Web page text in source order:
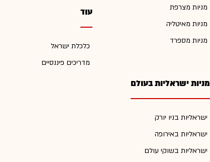
מניות מצרפת
מניות מאיטליה
מניות מספרד
מניות ישראליות בעולם
ישראליות בניו יורק
ישראליות באירופה
ישראליות בשוקי עולם
עוד
כלכלת ישראל
מדריכים פיננסיים